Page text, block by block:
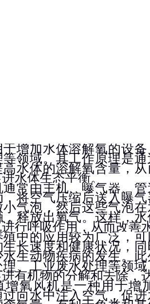
于增加水体溶解氧的设
领域。其工作原理是
水体的溶解氧含量，
水体生态平衡。
通常由主机、曝气器、
将空气压缩后送入曝
气泡，然后这些气泡
，释放出氧气。这样，
行呼吸作用，从而改善
中的应用较为广泛，
长速度和健康状况，
水生动物疾病的发生。
、工业废水处理等领
有机物的分解和去除，
增氧风机是一种用于增
过向水中注入空气，促